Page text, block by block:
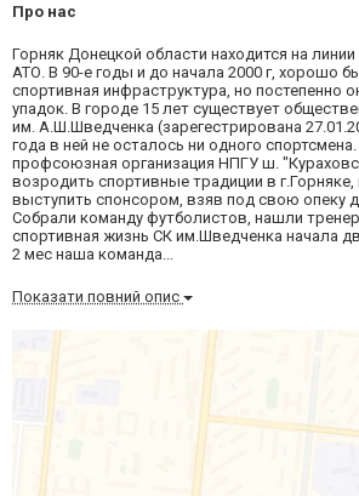
Про нас
Горняк Донецкой области находится на
АТО. В 90-е годы и до начала 2000 г, хорошо
спортивная инфраструктура, но постепенно
упадок. В городе 15 лет существует
им. А.Ш.Шведченка (зарегестрирована
года в ней не осталось ни одного
профсоюзная организация НПГУ ш.
возродить спортивные традиции в
выступить спонсором, взяв под свою опеку
Собрали команду футболистов, нашли
спортивная жизнь СК им.Шведченка начала
2 мес наша команда...
Показати повний опис